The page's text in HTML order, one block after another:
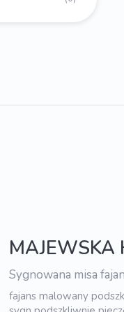
MAJEWSKA
Sygnowana misa
fajans malowany